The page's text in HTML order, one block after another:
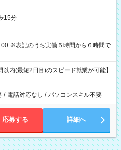
15分
時間で
内(最短2日目)のスピード就業が可能】
/ 電話対応なし / パソコンスキル不要
応募する 詳細へ